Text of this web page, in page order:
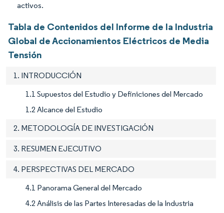
activos.
Tabla de Contenidos del Informe de la Industria
Global de Accionamientos Eléctricos de Media
Tensión
1. INTRODUCCIÓN
1.1 Supuestos del Estudio y Definiciones del Mercado
1.2 Alcance del Estudio
2. METODOLOGÍA DE INVESTIGACIÓN
3. RESUMEN EJECUTIVO
4. PERSPECTIVAS DEL MERCADO
4.1 Panorama General del Mercado
4.2 Análisis de las Partes Interesadas de la Industria